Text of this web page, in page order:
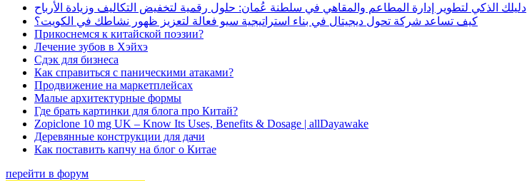
دليلك الذكي لتطوير إدارة المطاعم والمقاهي في سلطنة عُمان: حلول رقمية لتخفيض التكاليف وزيادة الأرباح
كيف تساعد شركة تحول ديجيتال في بناء استراتيجية سيو فعالة لتعزيز ظهور نشاطك في الكويت؟
Прикоснемся к китайской поэзии?
Лечение зубов в Хэйхэ
Сдэк для бизнеса
Как справиться с паническими атаками?
Продвижение на маркетплейсах
Малые архитектурные формы
Где брать картинки для блога про Китай?
Zopiclone 10 mg UK – Know Its Uses, Benefits & Dosage | allDayawake
Деревянные конструкции для дачи
Как поставить капчу на блог о Китае
перейти в форум